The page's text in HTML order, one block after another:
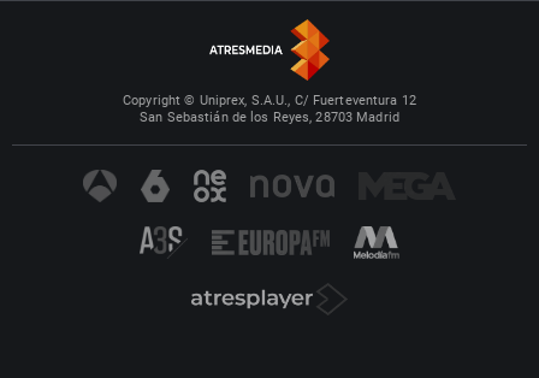
Copyright © Uniprex, S.A.U., C/ Fuerteventura 12
San Sebastián de los Reyes, 28703 Madrid